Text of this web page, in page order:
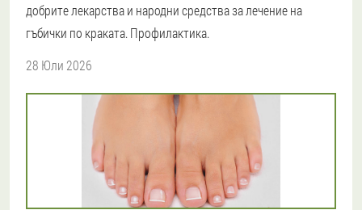
добрите лекарства и народни средства за лечение на
гъбички по краката. Профилактика.
28 Юли 2026